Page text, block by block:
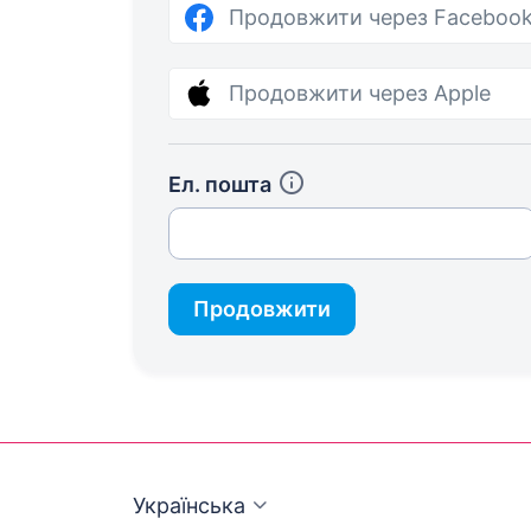
Продовжити через
Продовжити через Apple
Ел. пошта
Продовжити
Українська